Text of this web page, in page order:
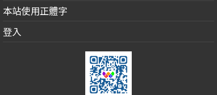
本站使用正體字
登入